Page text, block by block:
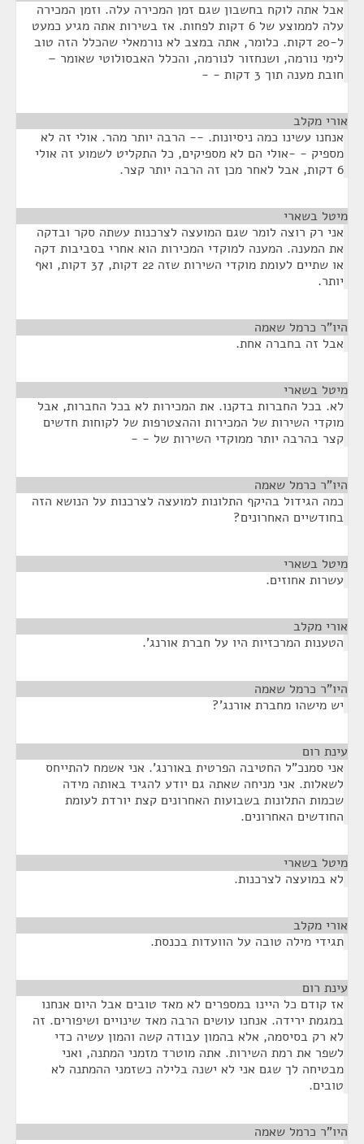
אבל אתה לוקח בחשבון שגם זמן המכירה עלה. וזמן המכירה
עלה לממוצע של 6 דקות לפחות. אז בשירות אתה מגיע כמעט
ל-20 דקות. כלומר, אתה במצב לא נורמאלי שהכלל הזה טוב
לימי נורמה, ושנחזור לנורמה, והכלל האבסולוטי שאומר –
חובת מענה תוך 3 דקות - -
אורי מקלב
אנחנו עשינו כמה ניסיונות. -- הרבה יותר מהר. אולי זה לא
מספיק - -אולי הם לא מספיקים, כל התקליט לשמוע זה אולי
6 דקות, אבל לאחר מכן זה הרבה יותר קצר.
מיטל בשארי
אני רק רוצה לומר שגם המועצה לצרכנות עשתה סקר ובדקה
את המענה. המענה למוקדי המכירות הוא אחרי בסביבות דקה
או שתיים לעומת מוקדי השירות שזה 22 דקות, 37 דקות, ואף
יותר.
היו"ר כרמל שאמה
אבל זה בחברה אחת.
מיטל בשארי
לא. בכל החברות בדקנו. את המכירות לא בכל החברות, אבל
מוקדי השירות של המכירות וההצטרפות של לקוחות חדשים
קצר בהרבה יותר ממוקדי השירות של - -
היו"ר כרמל שאמה
כמה הגידול בהיקף התלונות למועצה לצרכנות על הנושא הזה
בחודשיים האחרונים?
מיטל בשארי
עשרות אחוזים.
אורי מקלב
הטענות המרכזיות היו על חברת אורנג'.
היו"ר כרמל שאמה
יש מישהו מחברת אורנג'?
עינת רום
אני סמנכ"ל החטיבה הפרטית באורנג'. אני אשמח להתייחס
לשאלות. אני מניחה שאתה גם יודע להגיד באותה מידה
שכמות התלונות בשבועות האחרונים קצת יורדת לעומת
החודשים האחרונים.
מיטל בשארי
לא במועצה לצרכנות.
אורי מקלב
תגידי מילה טובה על הוועדות בכנסת.
עינת רום
אז קודם כל היינו במספרים לא מאד טובים אבל היום אנחנו
במגמת ירידה. אנחנו עושים הרבה מאד שינויים ושיפורים. זה
לא רק בסיסמה, אלא בהמון עבודה קשה והמון עשיה כדי
לשפר את רמת השירות. אתה מוטרד מזמני המתנה, ואני
מבטיחה לך שגם אני לא ישנה בלילה כשזמני ההמתנה לא
טובים.
היו"ר כרמל שאמה